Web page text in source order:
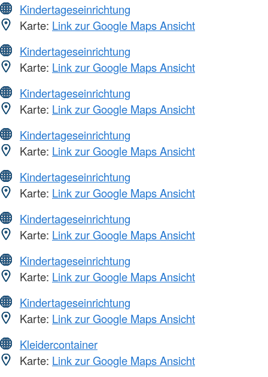
Kindertageseinrichtung
Karte: Link zur Google Maps Ansicht
Kindertageseinrichtung
Karte: Link zur Google Maps Ansicht
Kindertageseinrichtung
Karte: Link zur Google Maps Ansicht
Kindertageseinrichtung
Karte: Link zur Google Maps Ansicht
Kindertageseinrichtung
Karte: Link zur Google Maps Ansicht
Kindertageseinrichtung
Karte: Link zur Google Maps Ansicht
Kindertageseinrichtung
Karte: Link zur Google Maps Ansicht
Kindertageseinrichtung
Karte: Link zur Google Maps Ansicht
Kleidercontainer
Karte: Link zur Google Maps Ansicht